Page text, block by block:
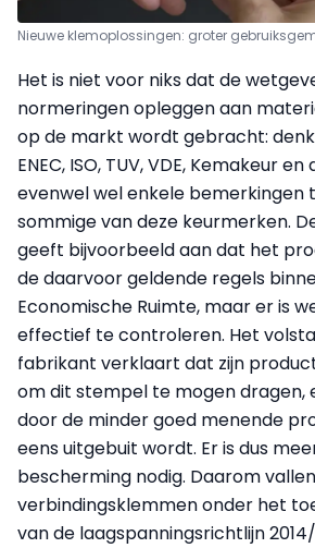
Nieuwe klemoplossingen: groter
Het is niet voor niks dat de
normeringen opleggen aan
op de markt wordt gebracht: denk
ENEC, ISO, TUV, VDE, Kemakeur
evenwel wel enkele bemerkingen
sommige van deze keurmerken.
geeft bijvoorbeeld aan dat het
de daarvoor geldende regels
Economische Ruimte, maar er is
effectief te controleren. Het
fabrikant verklaart dat zijn
om dit stempel te mogen dragen,
door de minder goed menende
eens uitgebuit wordt. Er is dus
bescherming nodig. Daarom vallen
verbindingsklemmen onder het
van de laagspanningsrichtlijn